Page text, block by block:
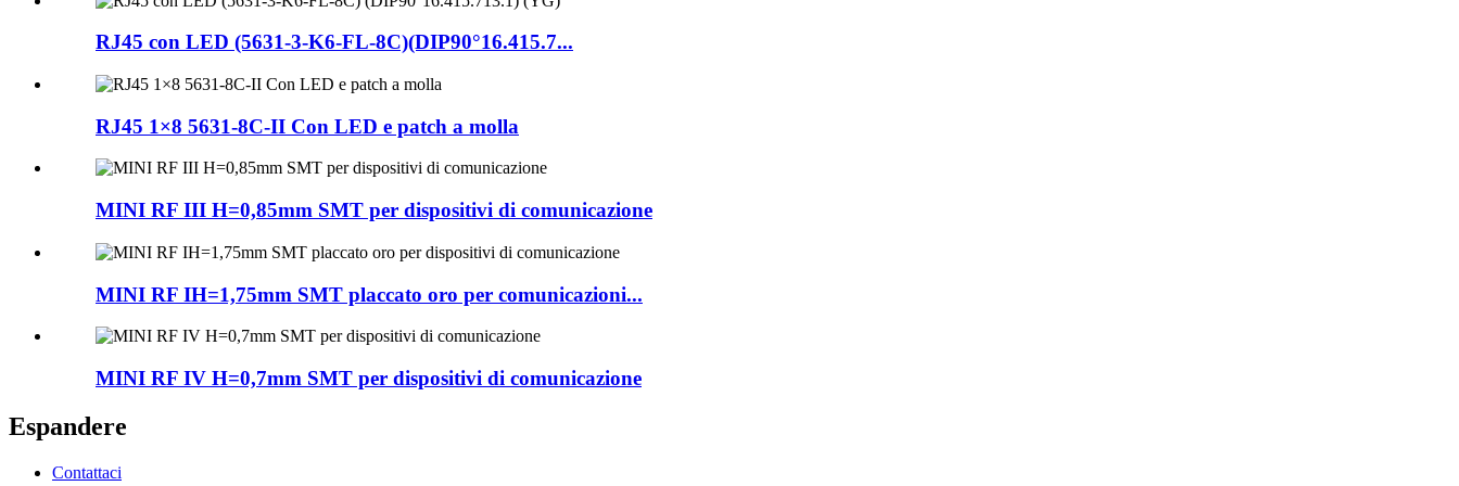
RJ45 con LED (5631-3-K6-FL-8C)(DIP90°16.415.7...
RJ45 1×8 5631-8C-II Con LED e patch a molla
MINI RF III H=0,85mm SMT per dispositivi di comunicazione
MINI RF IH=1,75mm SMT placcato oro per comunicazioni...
MINI RF IV H=0,7mm SMT per dispositivi di comunicazione
Espandere
Contattaci